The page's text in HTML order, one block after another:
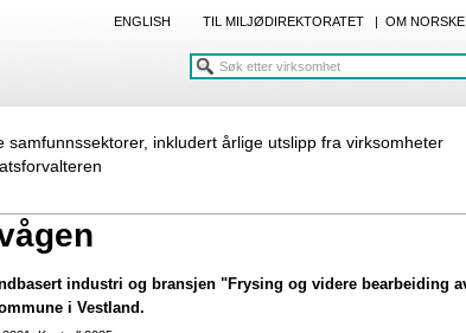
ENGLISH TIL MILJØDIREKTORATET | OM
inkludert årlige utslipp fra virksomheter
industri og bransjen "Frysing og videre bearbeiding
i Vestland.